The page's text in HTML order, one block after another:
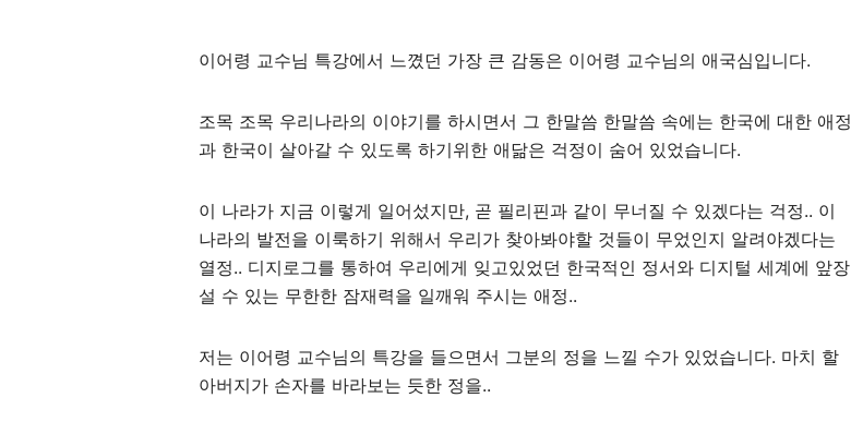
이어령 교수님 특강에서 느꼈던 가장 큰 감동은 이어령 교수님의 애국심입니다.
조목 조목 우리나라의 이야기를 하시면서 그 한말씀 한말씀 속에는 한국에 대한 애정
과 한국이 살아갈 수 있도록 하기위한 애닮은 걱정이 숨어 있었습니다.
이 나라가 지금 이렇게 일어섰지만, 곧 필리핀과 같이 무너질 수 있겠다는 걱정.. 이
나라의 발전을 이룩하기 위해서 우리가 찾아봐야할 것들이 무었인지 알려야겠다는
열정.. 디지로그를 통하여 우리에게 잊고있었던 한국적인 정서와 디지털 세계에 앞장
설 수 있는 무한한 잠재력을 일깨워 주시는 애정..
저는 이어령 교수님의 특강을 들으면서 그분의 정을 느낄 수가 있었습니다. 마치 할
아버지가 손자를 바라보는 듯한 정을..